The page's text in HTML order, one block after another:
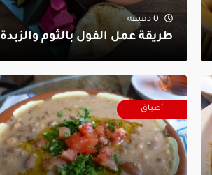
0 دقيقة
طريقة عمل الفول بالثوم والزبدة
أطباق